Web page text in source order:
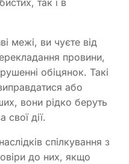
так і в
межі, ви чуєте від
провини,
обіцянок. Такі
або
вони рідко беруть
свої дії.
спілкування з
до них, якщо